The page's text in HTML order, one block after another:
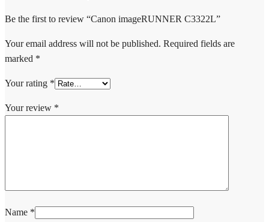
Be the first to review “Canon imageRUNNER C3322L”
Your email address will not be published. Required fields are
marked *
Your rating *
Your review *
Name *